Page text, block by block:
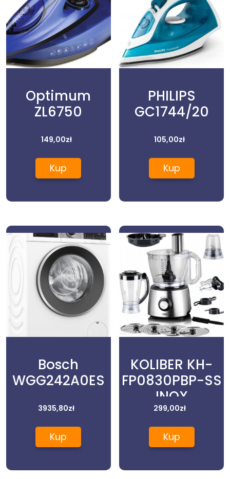
Optimum
ZL6750
149,00zł
Kup
PHILIPS
GC1744/20
105,00zł
Kup
Bosch
WGG242A0ES
3935,80zł
Kup
KOLIBER KH-
FP0830PBP-SS
INOX
299,00zł
Kup